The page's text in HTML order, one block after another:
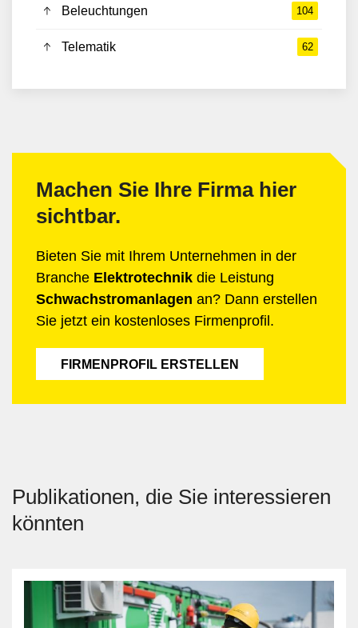
Beleuchtungen 104
Telematik 62
Machen Sie Ihre Firma hier
sichtbar.
Bieten Sie mit Ihrem Unternehmen in der
Branche Elektrotechnik die Leistung
Schwachstromanlagen an? Dann erstellen
Sie jetzt ein kostenloses Firmenprofil.
FIRMENPROFIL ERSTELLEN
Publikationen, die Sie interessieren
könnten